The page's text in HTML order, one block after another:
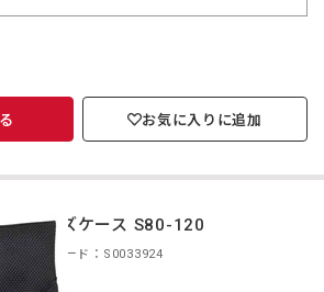
お気に入りに追加
レンズケース S80-120
商品コード：S0033924